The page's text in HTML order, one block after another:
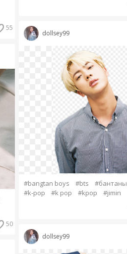
55
50
dollsey99
#bangtan boys #bts #бантаны
#k-pop
#k pop #kpop #jimin
dollsey99